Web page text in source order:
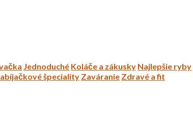
Jednoduché Koláče a zákusky Najlepšie ryby
špeciality Zaváranie Zdravé a fit